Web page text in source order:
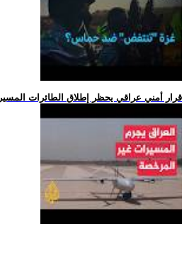
.. قرار أمني عراقي يحظر إطلاق الطائرات